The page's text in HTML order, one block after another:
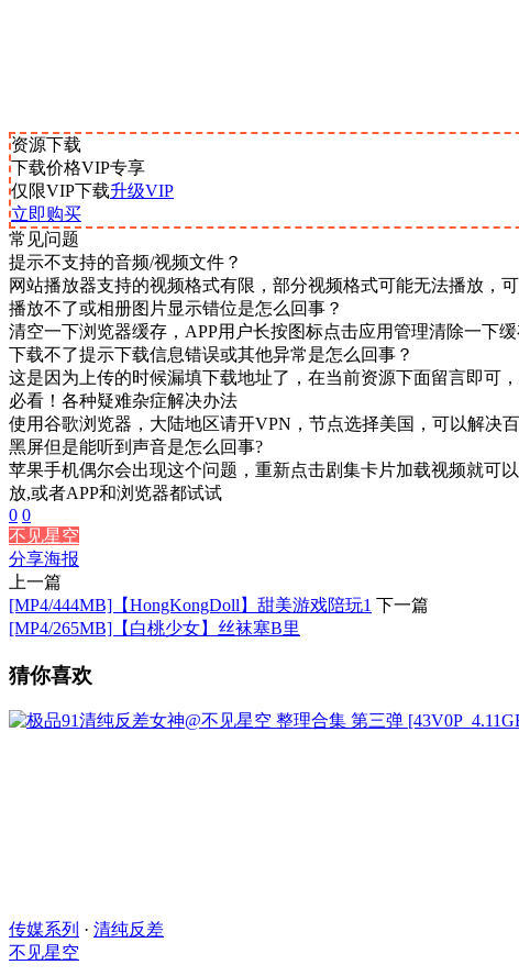
资源下载
下载价格VIP专享
仅限VIP下载升级VIP
立即购买
常见问题
提示不支持的音频/视频文件？
网站播放器支持的视频格式有限，部分视频格式可能无法播放，
播放不了或相册图片显示错位是怎么回事？
清空一下浏览器缓存，APP用户长按图标点击应用管理清除一下
下载不了提示下载信息错误或其他异常是怎么回事？
这是因为上传的时候漏填下载地址了，在当前资源下面留言即可，
必看！各种疑难杂症解决办法
使用谷歌浏览器，大陆地区请开VPN，节点选择美国，可以解决
黑屏但是能听到声音是怎么回事?
苹果手机偶尔会出现这个问题，重新点击剧集卡片加载视频就可
放,或者APP和浏览器都试试
0 0
不见星空
分享海报
上一篇
[MP4/444MB]【HongKongDoll】甜美游戏陪玩1 下一篇
[MP4/265MB]【白桃少女】丝袜塞B里
猜你喜欢
传媒系列 · 清纯反差
不见星空